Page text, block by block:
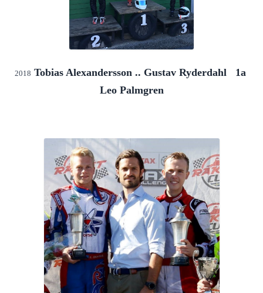
2018 Tobias Alexandersson .. Gustav Ryderdahl   1a
Leo Palmgren